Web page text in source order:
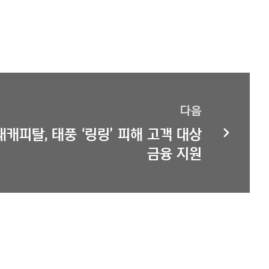
다음
캐피탈, 태풍 ‘링링’ 피해 고객 대상
금융 지원